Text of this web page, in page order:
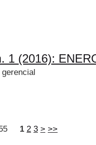
1 (2016):
55 1 2 3 > >>